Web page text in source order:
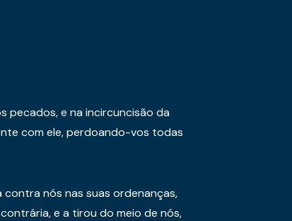
pecados, e na incircuncisão da
com ele, perdoando-vos todas
nós nas suas ordenanças,
e a tirou do meio de nós,